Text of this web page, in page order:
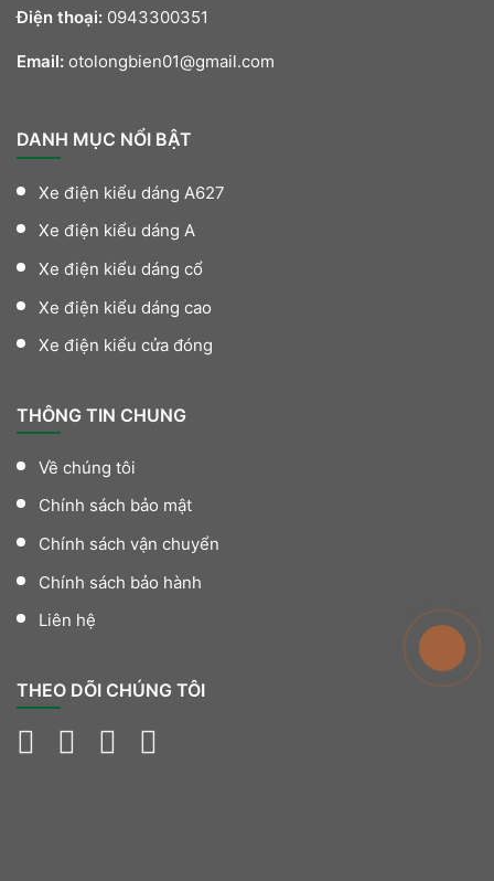
Điện thoại: 0943300351
Email: otolongbien01@gmail.com
DANH MỤC NỔI BẬT
Xe điện kiểu dáng A627
Xe điện kiểu dáng A
Xe điện kiểu dáng cổ
Xe điện kiểu dáng cao
Xe điện kiểu cửa đóng
THÔNG TIN CHUNG
Về chúng tôi
Chính sách bảo mật
Chính sách vận chuyển
Chính sách bảo hành
Liên hệ
THEO DÕI CHÚNG TÔI